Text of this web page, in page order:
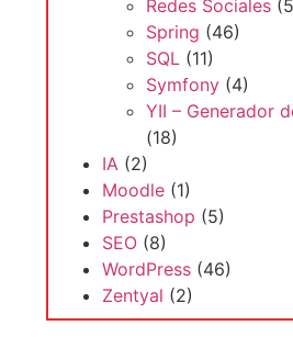
Redes Sociales
Spring (46)
SQL (11)
Symfony (4)
YII – Generador
(18)
IA (2)
Moodle (1)
Prestashop (5)
SEO (8)
WordPress (46)
Zentyal (2)